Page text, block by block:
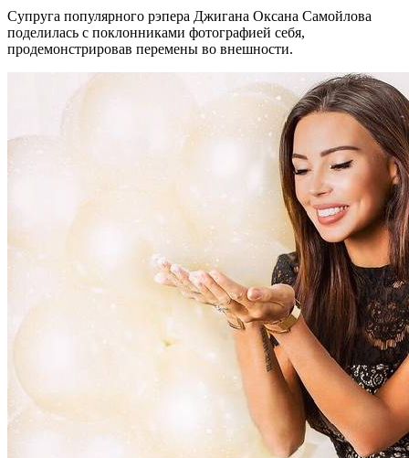
Супруга популярного рэпера Джигана Оксана Самойлова
поделилась с поклонниками фотографией себя,
продемонстрировав перемены во внешности.